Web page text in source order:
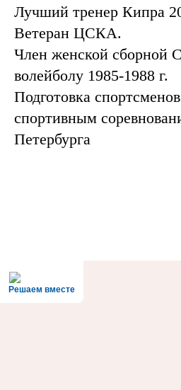
Лучший тренер Кипра
Ветеран ЦСКА.
Член женской сборной
волейболу 1985-1988 г.
Подготовка
спортивным
Петербурга
Решаем вместе